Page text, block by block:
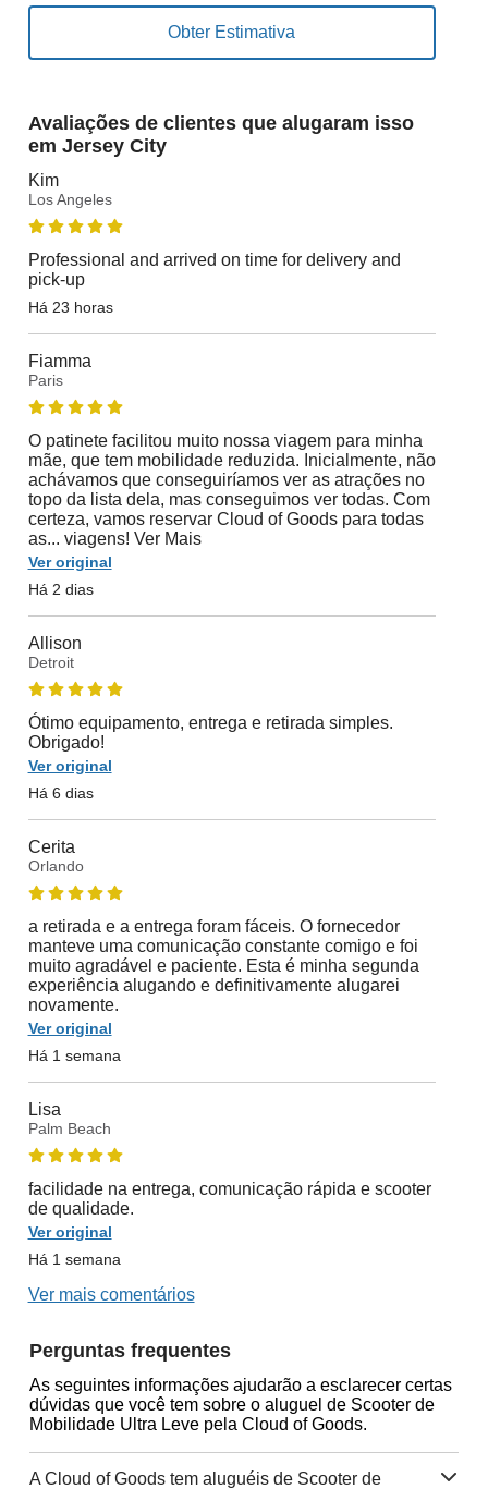
Avaliações de clientes que alugaram isso
em Jersey City
Kim
Los Angeles
Professional and arrived on time for delivery and
pick-up
Há 23 horas
Fiamma
Paris
O patinete facilitou muito nossa viagem para minha
mãe, que tem mobilidade reduzida. Inicialmente, não
achávamos que conseguiríamos ver as atrações no
topo da lista dela, mas conseguimos ver todas. Com
certeza, vamos reservar Cloud of Goods para todas
as... viagens! Ver Mais
Ver original
Há 2 dias
Allison
Detroit
Ótimo equipamento, entrega e retirada simples.
Obrigado!
Ver original
Há 6 dias
Cerita
Orlando
a retirada e a entrega foram fáceis. O fornecedor
manteve uma comunicação constante comigo e foi
muito agradável e paciente. Esta é minha segunda
experiência alugando e definitivamente alugarei
novamente.
Ver original
Há 1 semana
Lisa
Palm Beach
facilidade na entrega, comunicação rápida e scooter
de qualidade.
Ver original
Há 1 semana
Ver mais comentários
Perguntas frequentes
As seguintes informações ajudarão a esclarecer certas
dúvidas que você tem sobre o aluguel de Scooter de
Mobilidade Ultra Leve pela Cloud of Goods.
A Cloud of Goods tem aluguéis de Scooter de